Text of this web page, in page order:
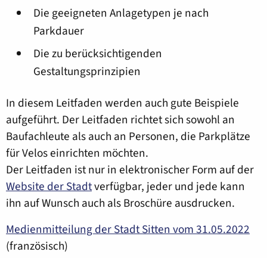
Die geeigneten Anlagetypen je nach
Parkdauer
Die zu berücksichtigenden
Gestaltungsprinzipien
In diesem Leitfaden werden auch gute Beispiele
aufgeführt. Der Leitfaden richtet sich sowohl an
Baufachleute als auch an Personen, die Parkplätze
für Velos einrichten möchten.
Der Leitfaden ist nur in elektronischer Form auf der
Website der Stadtverfügbar, jeder und jede kann
ihn auf Wunsch auch als Broschüre ausdrucken.
Medienmitteilung der Stadt Sitten vom 31.05.2022
(französisch)